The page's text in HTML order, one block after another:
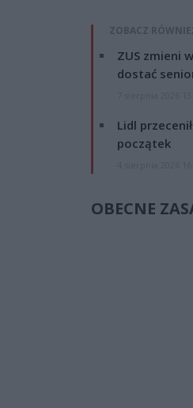
ZOBACZ
ZUS zmieni
dostać
Lidl
początek
OBECNE